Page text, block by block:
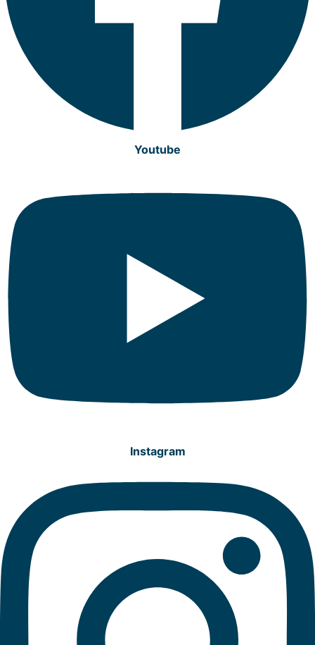
Youtube
Instagram